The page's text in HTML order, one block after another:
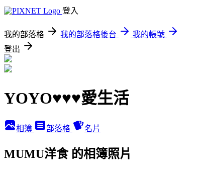
登入
我的部落格 我的部落格後台
我的帳號
登出
YOYO♥♥♥愛生活
相簿 部落格 名片
MUMU洋食 的相簿照片